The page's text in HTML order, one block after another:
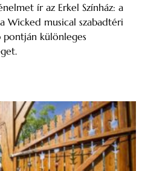
ír az Erkel Színház: a
Wicked musical szabadtéri
különleges